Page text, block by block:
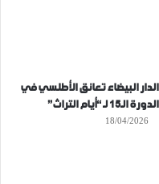
الدار البيضاء تعانق الأطلسي في
الدورة الـ15 لـ “أيام التراث”
18/04/2026